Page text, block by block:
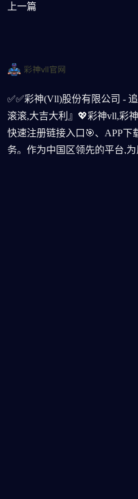
上一篇
✅✅彩神(Vll)股份有限公司 -
滚滚,大吉大利』💖彩神vll,彩
快速注册链接入口🎯、APP下
务。作为中国区领先的平台,